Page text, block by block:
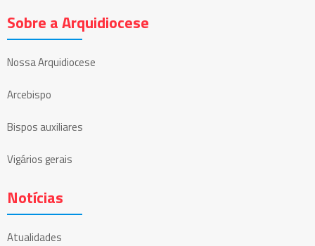
Sobre a Arquidiocese
Nossa Arquidiocese
Arcebispo
Bispos auxiliares
Vigários gerais
Notícias
Atualidades